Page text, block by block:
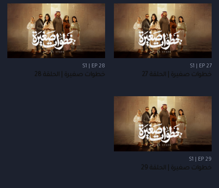
S1 | EP 27
خطوات صغيرة | الحلقة 27
S1 | EP 28
خطوات صغيرة | الحلقة 28
S1 | EP 29
خطوات صغيرة | الحلقة 29